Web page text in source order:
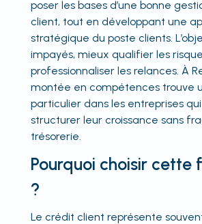
poser les bases d’une bonne
client, tout en développant une
stratégique du poste clients.
impayés, mieux qualifier les
professionnaliser les relances. À
montée en compétences trouve
particulier dans les entreprises
structurer leur croissance sans
trésorerie.
Pourquoi choisir cette
?
Le crédit client représente